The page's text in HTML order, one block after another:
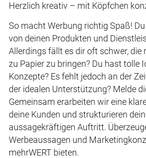
Herzlich kreativ – mit Köpfchen
So macht Werbung richtig Spaß!
von deinen Produkten und
Allerdings fällt es dir oft schwer, die
zu Papier zu bringen? Du hast tolle
Konzepte? Es fehlt jedoch an der
der idealen Unterstützung? Melde
Gemeinsam erarbeiten wir eine
deine Kunden und strukturieren
aussagekräftigen Auftritt.
Werbeaussagen und
mehrWERT bieten.